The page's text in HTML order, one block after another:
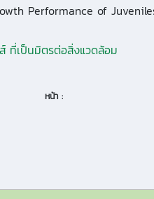
Performance of
ที่เป็นมิตรต่อสิ่งแวดล้อม
หน้า :